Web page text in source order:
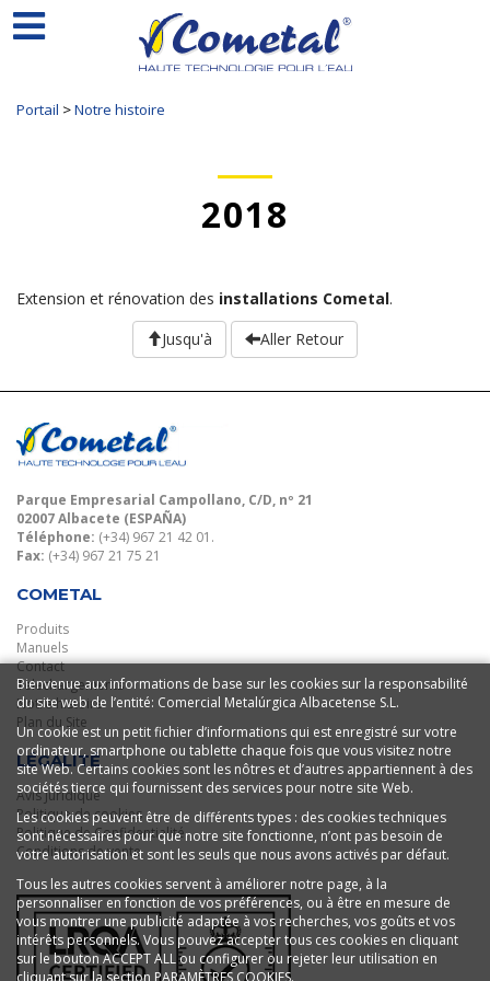
Portail >Notre histoire
2018
Extension et rénovation des installations Cometal.
Jusqu'à
Aller Retour
Parque Empresarial Campollano, C/D, nº 21
02007 Albacete (ESPAÑA)
Téléphone: (+34) 967 21 42 01.
Fax: (+34) 967 21 75 21
COMETAL
Produits
Manuels
Contact
Telechargements
Notre histoire
Plan du Site
LÉGALITÉ
Avis Juridique
Politique de cookies
Politique de Confidentialité
Conditions de vente
Bienvenue aux informations de base sur les cookies sur la responsabilité
du site web de l’entité: Comercial Metalúrgica Albacetense S.L.
Un cookie est un petit fichier d’informations qui est enregistré sur votre
ordinateur, smartphone ou tablette chaque fois que vous visitez notre
site Web. Certains cookies sont les nôtres et d’autres appartiennent à des
sociétés tierce qui fournissent des services pour notre site Web.
Les cookies peuvent être de différents types : des cookies techniques
sont nécessaires pour que notre site fonctionne, n’ont pas besoin de
votre autorisation et sont les seuls que nous avons activés par défaut.
Tous les autres cookies servent à améliorer notre page, à la
personnaliser en fonction de vos préférences, ou à être en mesure de
vous montrer une publicité adaptée à vos recherches, vos goûts et vos
intérêts personnels. Vous pouvez accepter tous ces cookies en cliquant
sur le bouton ACCEPT ALL ou configurer ou rejeter leur utilisation en
cliquant sur la section PARAMÈTRES COOKIES.